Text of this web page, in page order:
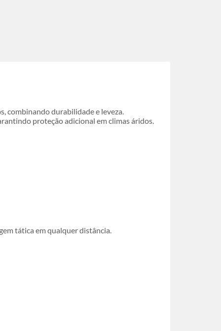
combinando durabilidade e leveza.
proteção adicional em climas áridos.
tática em qualquer distância.